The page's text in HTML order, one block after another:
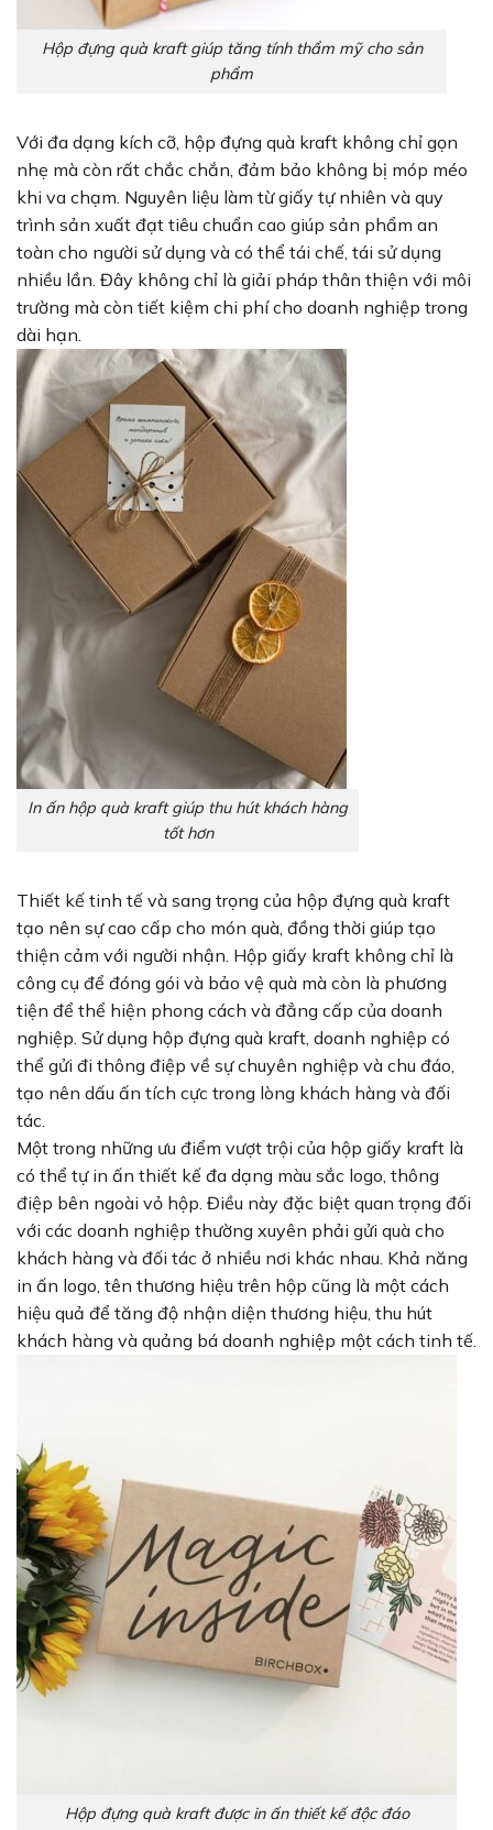
Hộp đựng quà kraft giúp tăng tính thẩm mỹ cho sản
phẩm
Với đa dạng kích cỡ, hộp đựng quà kraft không chỉ gọn
nhẹ mà còn rất chắc chắn, đảm bảo không bị móp méo
khi va chạm. Nguyên liệu làm từ giấy tự nhiên và quy
trình sản xuất đạt tiêu chuẩn cao giúp sản phẩm an
toàn cho người sử dụng và có thể tái chế, tái sử dụng
nhiều lần. Đây không chỉ là giải pháp thân thiện với môi
trường mà còn tiết kiệm chi phí cho doanh nghiệp trong
dài hạn.
In ấn hộp quà kraft giúp thu hút khách hàng
tốt hơn
Thiết kế tinh tế và sang trọng của hộp đựng quà kraft
tạo nên sự cao cấp cho món quà, đồng thời giúp tạo
thiện cảm với người nhận. Hộp giấy kraft không chỉ là
công cụ để đóng gói và bảo vệ quà mà còn là phương
tiện để thể hiện phong cách và đẳng cấp của doanh
nghiệp. Sử dụng hộp đựng quà kraft, doanh nghiệp có
thể gửi đi thông điệp về sự chuyên nghiệp và chu đáo,
tạo nên dấu ấn tích cực trong lòng khách hàng và đối
tác.
Một trong những ưu điểm vượt trội của hộp giấy kraft là
có thể tự in ấn thiết kế đa dạng màu sắc logo, thông
điệp bên ngoài vỏ hộp. Điều này đặc biệt quan trọng đối
với các doanh nghiệp thường xuyên phải gửi quà cho
khách hàng và đối tác ở nhiều nơi khác nhau. Khả năng
in ấn logo, tên thương hiệu trên hộp cũng là một cách
hiệu quả để tăng độ nhận diện thương hiệu, thu hút
khách hàng và quảng bá doanh nghiệp một cách tinh tế.
Hộp đựng quà kraft được in ấn thiết kế độc đáo